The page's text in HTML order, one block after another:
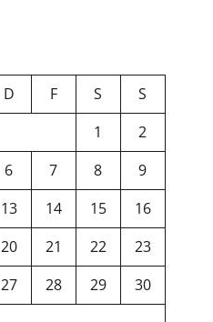
D F S
S
1
2
6 7 8
9
13 14 15
16
20 21 22
23
27 28 29
30